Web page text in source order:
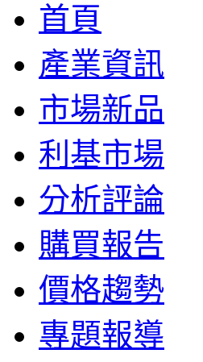
首頁
產業資訊
市場新品
利基市場
分析評論
購買報告
價格趨勢
專題報導